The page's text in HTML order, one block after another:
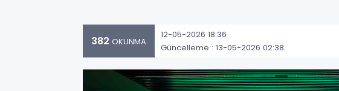
382 OKUNMA
12-05-2026 18:36
Güncelleme : 13-05-2026 02:38